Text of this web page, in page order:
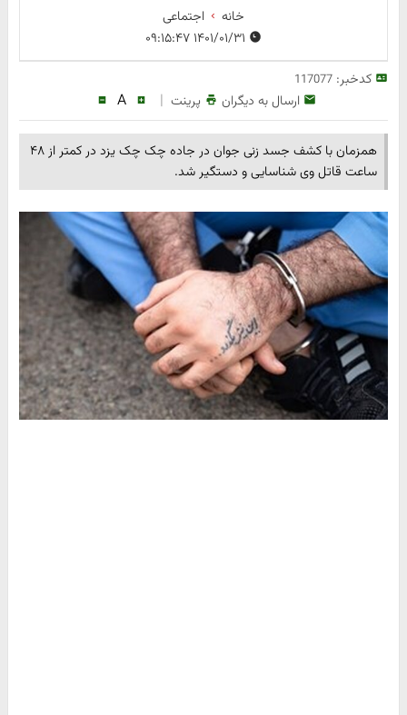
خانه
اجتماعی
کدخبر:117077
ارسال به دیگران پرینت |
A
همزمان با کشف جسد زنی جوان در جاده چک چک یزد در کمتر از ۴۸
ساعت قاتل وی شناسایی و دستگیر شد.